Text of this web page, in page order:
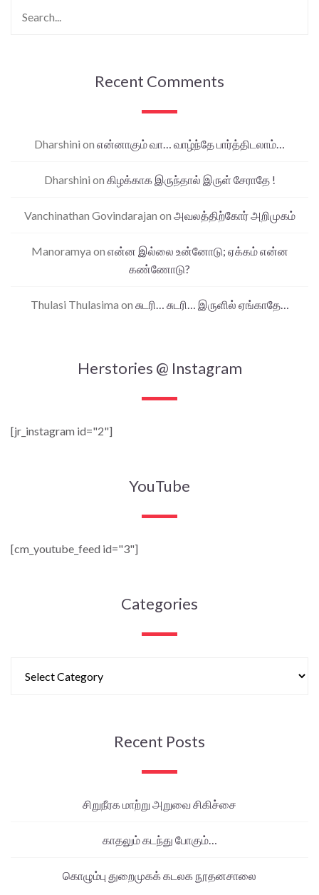
Recent Comments
Dharshini on என்னாகும் வா… வாழ்ந்தே பார்த்திடலாம்…
Dharshini on கிழக்காக இருந்தால் இருள் சேராதே !
Vanchinathan Govindarajan on அவலத்திற்கோர் அறிமுகம்
Manoramya on என்ன இல்லை உன்னோடு; ஏக்கம் என்ன
கண்ணோடு?
Thulasi Thulasima on சுடரி… சுடரி… இருளில் ஏங்காதே…
Herstories @ Instagram
[jr_instagram id="2"]
YouTube
[cm_youtube_feed id="3"]
Categories
Recent Posts
சிறுநீரக மாற்று அறுவை சிகிச்சை
காதலும் கடந்து போகும்…
கொழும்பு துறைமுகக் கடலக நூதனசாலை